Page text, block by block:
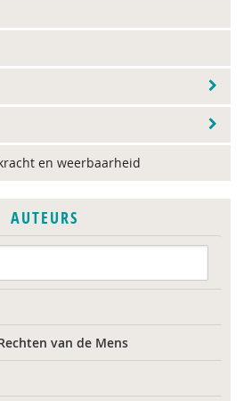
en weerbaarheid
AUTEURS
van de Mens